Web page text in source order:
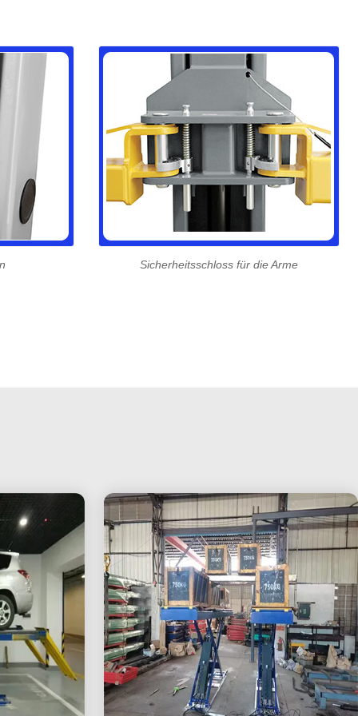
Sicherheitsschloss für die Arme